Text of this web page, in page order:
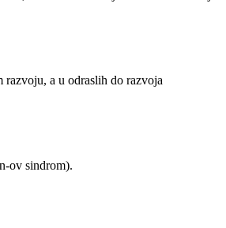
a u odraslih do razvoja
ov sindrom).